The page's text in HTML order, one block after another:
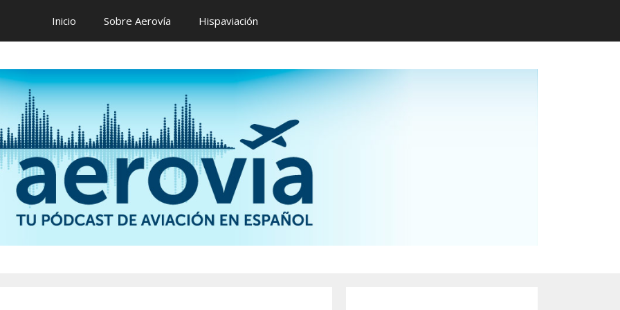
Inicio Sobre Aerovía Hispaviación